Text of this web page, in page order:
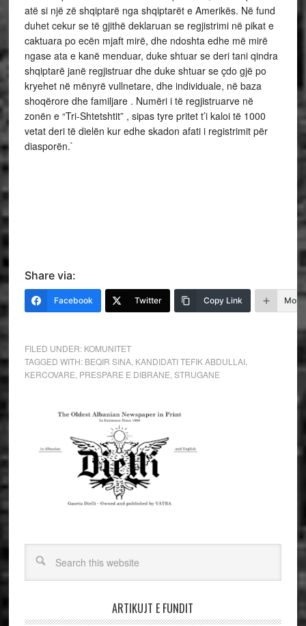
atë si një zë shqiptarë nga shqiptarët e Amerikës. Në fund
duhet cekur se të gjithë deklaruan se regjistrimi në pikat e
caktuara po ecën mjaft mirë, dhe ndoshta edhe më mirë
ngase ata e kanë menduar, duke shtuar se deri tani qindra
shqiptarë janë regjistruar dhe duke shtuar se çdo gjë po
kryehet në mënyrë vullnetare, dhe individuale, në baza
shoqërore dhe familjare . Numëri i të regjistruarve në
zonën e “Tri-Shtetshtit” , sipas tyre pritet t’i kaloi të 1000
vetat deri të dielën kur edhe skadon afati i registrimit për
diasporën.`
Share via:
Facebook Twitter Copy Link More
FILED UNDER: KOMUNITET
TAGGED WITH: BEQIR SINA, KANDIDATI TEFIK ABDULLAI,
KERCOVARE PRESPARE E DIBRANE STRUGANE
ARTIKUJT E FUNDIT